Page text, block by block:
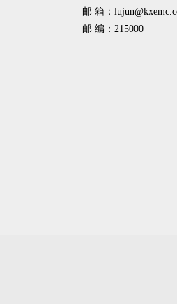
邮 箱：
邮 编：215000